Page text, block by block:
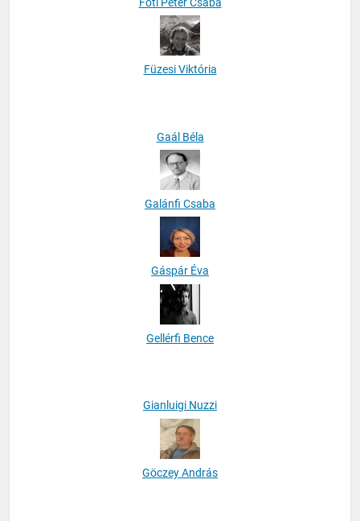
Füzesi Viktória
Gaál Béla
Galánfi Csaba
Gáspár Éva
Gellérfi Bence
Gianluigi Nuzzi
Göczey András